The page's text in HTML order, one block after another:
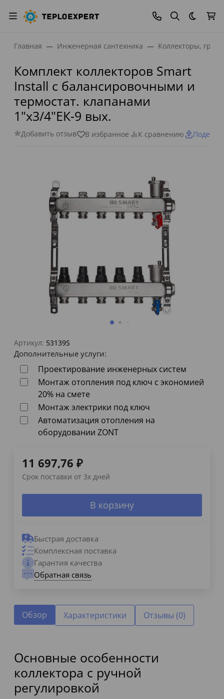
Темная
Главная Инженерная сантехника Коллекторы,
Комплект коллекторов Smart
Install с балансировочными и
термостат. клапанами
1"х3/4"ЕК-9 вых.
Добавить отзыв В избранное К сравнению
Артикул: 53139S
Дополнительные услуги:
Проектирование инженерных систем
Монтаж отопления под ключ с экономией
20% на смете
Монтаж электрики под ключ
Автоматизация отопления на
оборудовании ZONT
11 697,76 ₽
Срок поставки от 3х дней
В корзину
Быстрая доставка
Комплексная поставка
Гарантия качества
Обратная связь
Обзор Характеристики Отзывы (0)
Основные особенности
коллектора с ручной
регулировкой